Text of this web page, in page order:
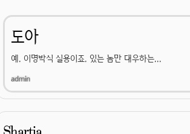
도아
예. 이명박식 실용이죠. 있는 놈만 대우하는...